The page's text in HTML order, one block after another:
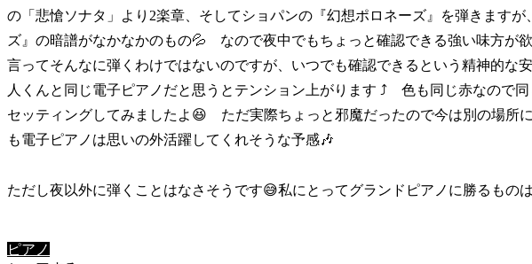
の「悲愴ソナタ」より2楽章、そしてショパンの『幻想ポロネーズ』を弾きます
ズ』の暗譜がなかなかのもの💦 なので夜中でもちょっと確認できる強い味方が
言ってそんなに弾くわけではないのですが、いつでも確認できるという精神的
人くんと同じ電子ピアノだと思うとテンション上がります ⤴️ 色も同じ赤なので同
セッティングしてみましたよ😆 ただ実際ちょっと邪魔だったので今は別の場
も電子ピアノは思いの外活躍してくれそうな予感🎶
ただし夜以外に弾くことはなさそうです😅私にとってグランドピアノに勝るもの
ピアノ